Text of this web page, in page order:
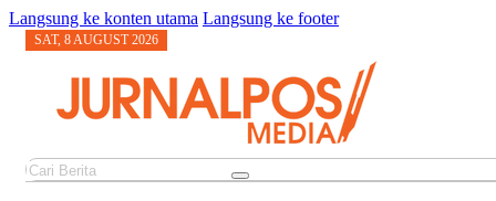
Langsung ke konten utama Langsung ke footer
SAT, 8 AUGUST 2026
Cari